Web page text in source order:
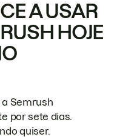
A USAR
HOJE
Semrush
por sete dias.
quiser.